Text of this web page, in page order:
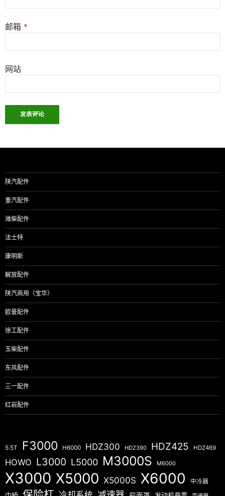
邮箱 *
网站
陕汽配件
重汽配件
潍柴配件
法士特
康明斯
解放配件
陕汽商用（宝华）
欧曼配件
徐工配件
玉柴配件
东风配件
三一配件
红岩配件
5.5T F3000 H6000 HDZ300 HDZ390 HDZ425 HDZ469
HOWO L3000 L5000 M3000S M6000
X3000 X5000 X5000S X6000 中冷器